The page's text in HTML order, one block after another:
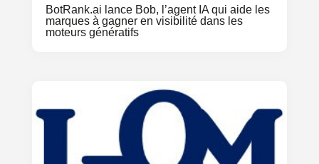
BotRank.ai lance Bob, l’agent IA qui aide les
marques à gagner en visibilité dans les
moteurs génératifs